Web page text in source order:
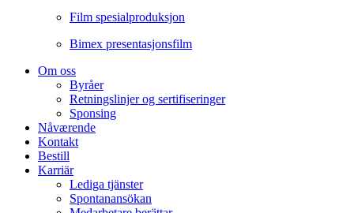
Film spesialproduksjon
Bimex presentasjonsfilm
Om oss
Byråer
Retningslinjer og sertifiseringer
Sponsing
Nåværende
Kontakt
Bestill
Karriär
Lediga tjänster
Spontanansökan